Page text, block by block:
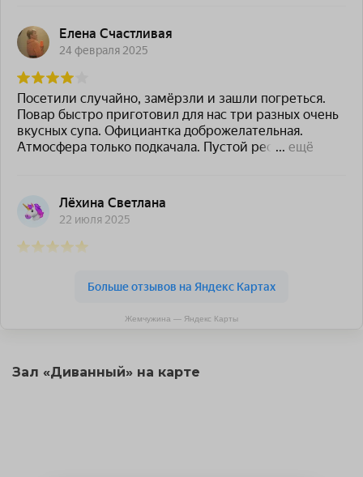
Жемчужина — Яндекс Карты
Зал «Диванный» на карте